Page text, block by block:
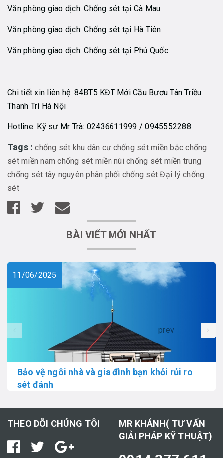
Văn phòng giao dịch: Chống sét tại Cà Mau
Văn phòng giao dịch: Chống sét tại Hà Tiên
Văn phòng giao dịch: Chống sét tại Phú Quốc
Chi tiết xin liên hệ: 84BT5 KĐT Mới Cầu Bươu Tân Triều
Thanh Trì Hà Nội
Hotline: Kỹ sư Mr Trà: 02436611999 / 0945552288
Tags :chống sét khu dân cư chống sét miền bắc chống
sét miền nam chống sét miền núi chống sét miền trung
chống sét tây nguyên phân phối chống sét Đại lý chống
sét
BÀI VIẾT MỚI NHẤT
11/06/2025
Bảo vệ ngôi nhà và gia đình bạn khỏi rủi ro
sét đánh
prev
THEO DÕI CHÚNG TÔI
MR KHÁNH( TƯ VẤN
GIẢI PHÁP KỸ THUẬT)